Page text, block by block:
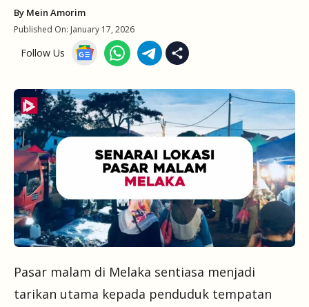
By Mein Amorim
Published On: January 17, 2026
Follow Us
Pasar malam di Melaka sentiasa menjadi
tarikan utama kepada penduduk tempatan